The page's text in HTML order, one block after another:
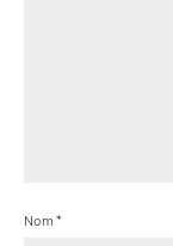
Nom *